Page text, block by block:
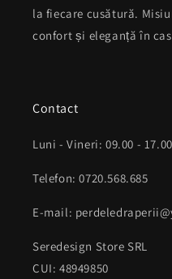
la fiecare cusătură.
confort și eleganță în
Contact
Luni - Vineri: 09.00 - 17.00
Telefon: 0720.568.685
E-mail:
Seredesign Store SRL
CUI: 48949850